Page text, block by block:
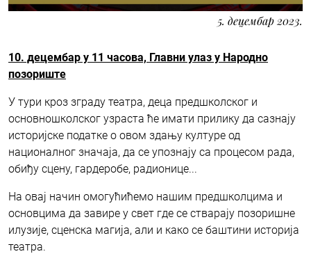
5. децембар 2023.
10. децембар у 11 часова, Главни улаз у Народно
позориште
У тури кроз зграду театра, деца предшколског и
основношколског узраста ће имати прилику да сазнају
историјске податке о овом здању културе од
националног значаја, да се упознају са процесом рада,
обиђу сцену, гардеробе, радионице...
На овај начин омогућићемо нашим предшколцима и
основцима да завире у свет где се стварају позоришне
илузије, сценска магија, али и како се баштини историја
театра.